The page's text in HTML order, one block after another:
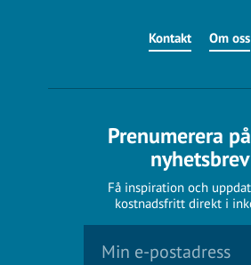
Kontakt Om oss
Prenumerera
nyhetsbrev
Få inspiration och
kostnadsfritt direkt i